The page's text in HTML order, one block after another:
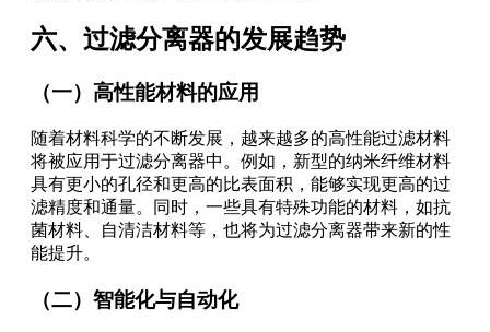
六、过滤分离器的发展趋势
（一）高性能材料的应用
随着材料科学的不断发展，越来越多的高性能过滤材料
将被应用于过滤分离器中。例如，新型的纳米纤维材料
具有更小的孔径和更高的比表面积，能够实现更高的过
滤精度和通量。同时，一些具有特殊功能的材料，如抗
菌材料、自清洁材料等，也将为过滤分离器带来新的性
能提升。
（二）智能化与自动化